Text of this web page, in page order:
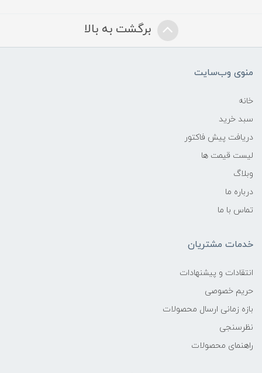
برگشت به بالا
منوی وب‌سایت
خانه
سبد خرید
دریافت پیش فاکتور
لیست قیمت ها
وبلاگ
درباره ما
تماس با ما
خدمات مشتریان
انتقادات و پیشنهادات
حریم خصوصی
بازه زمانی ارسال محصولات
نظرسنجی
راهنمای محصولات